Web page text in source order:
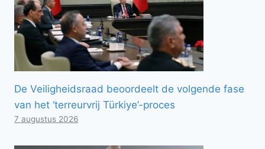
De Veiligheidsraad beoordeelt de volgende fase
van het ‘terreurvrij Türkiye’-proces
7 augustus 2026